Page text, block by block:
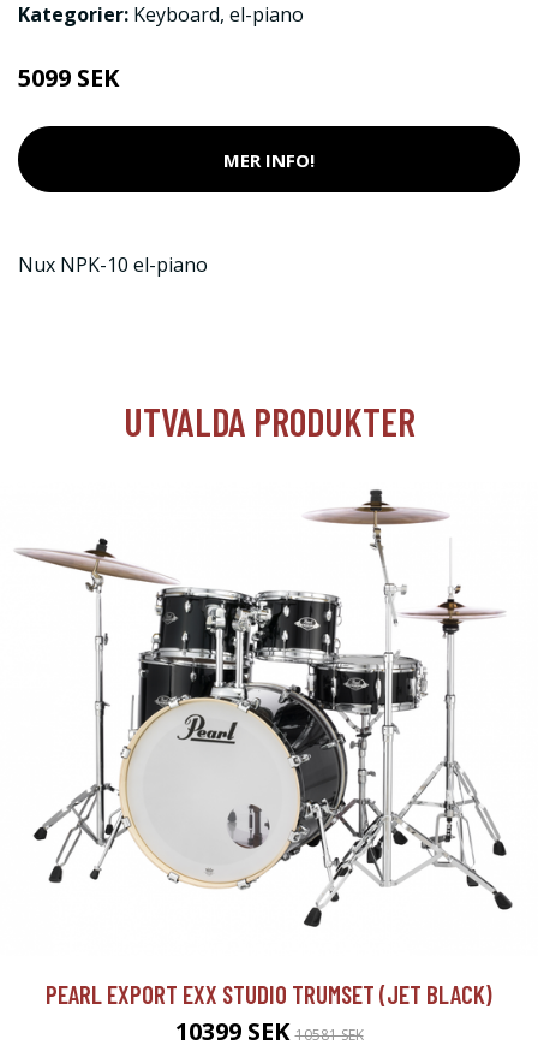
Kategorier: Keyboard, el-piano
5099 SEK
MER INFO!
Nux NPK-10 el-piano
UTVALDA PRODUKTER
PEARL EXPORT EXX STUDIO TRUMSET (JET BLACK)
10399 SEK10581 SEK